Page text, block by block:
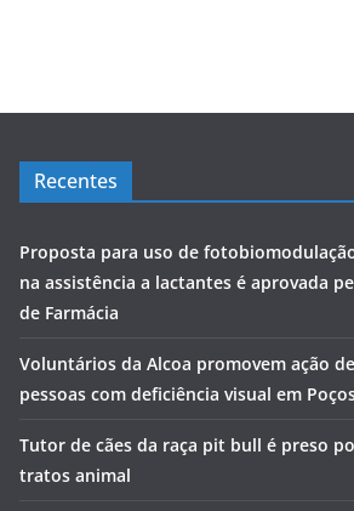
Recentes
Proposta para uso de
na assistência a lactantes é aprovada
de Farmácia
Voluntários da Alcoa promovem ação
pessoas com deficiência visual em
Tutor de cães da raça pit bull é preso
tratos animal